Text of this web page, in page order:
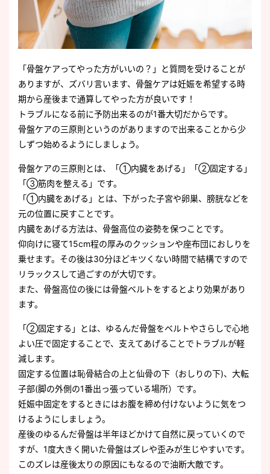
「骨盤ケアってやった方がいいの？」と質問を受けることが
ありますが、ズバリ言います、骨盤ケアは妊娠を希望する時
期から産後まで通算してやった方が良いです！
トラブルになる前に予防出来るのが1番大切だからです。
骨盤ケアの三原則というのがありますので出来ることから少
しずつ始めるようにしましょう。
骨盤ケアの三原則とは、「①内臓をあげる」「②固定する」
「③筋肉を整える」です。
「①内臓をあげる」とは、下がった子宮や卵巣、膀胱などを
元の位置に戻すことです。
内臓をあげる方法は、骨盤高位の姿勢を保つことです。
仰向けに寝て15cm程の厚みのクッションや座布団におしりを
乗せます。その後は30分ほどキツくない時間で結構ですので
リラックスして過ごすのが大切です。
また、骨盤高位の後には骨盤ベルトをするとより効果があり
ます。
「②固定する」とは、ゆるんだ骨盤をベルトやさらしで心地
よい圧で固定することで、支えてあげることでトラブルが軽
減します。
固定する位置は恥骨結合の上と仙骨の下（おしりの下)、大転
子部(脚の外側の1番出っ張っている場所）です。
妊娠中固定をするときにはお腹を締め付けないように気をつ
けるようにしましょう。
産後のゆるんだ骨盤は半年ほどかけて自然に戻っていくので
すが、1度大きく開いた骨盤はズレや歪みが生じやすいです。
このズレは産後太りの原因にもなるので油断大敵です。